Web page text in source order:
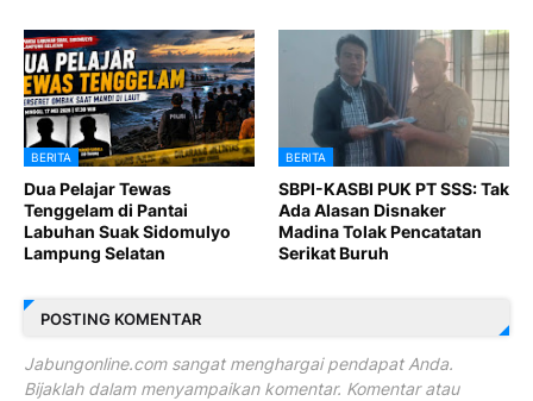
BERITA
Dua Pelajar Tewas
Tenggelam di Pantai
Labuhan Suak Sidomulyo
Lampung Selatan
BERITA
SBPI-KASBI PUK PT SSS: Tak
Ada Alasan Disnaker
Madina Tolak Pencatatan
Serikat Buruh
POSTING KOMENTAR
Jabungonline.com sangat menghargai pendapat Anda.
Bijaklah dalam menyampaikan komentar. Komentar atau